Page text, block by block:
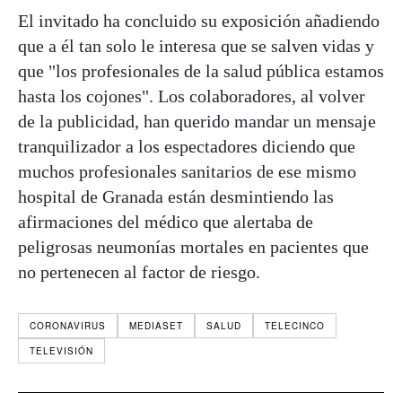
El invitado ha concluido su exposición añadiendo
que a él tan solo le interesa que se salven vidas y
que "los profesionales de la salud pública estamos
hasta los cojones". Los colaboradores, al volver
de la publicidad, han querido mandar un mensaje
tranquilizador a los espectadores diciendo que
muchos profesionales sanitarios de ese mismo
hospital de Granada están desmintiendo las
afirmaciones del médico que alertaba de
peligrosas neumonías mortales en pacientes que
no pertenecen al factor de riesgo.
CORONAVIRUS MEDIASET SALUD
TELECINCO
TELEVISIÓN